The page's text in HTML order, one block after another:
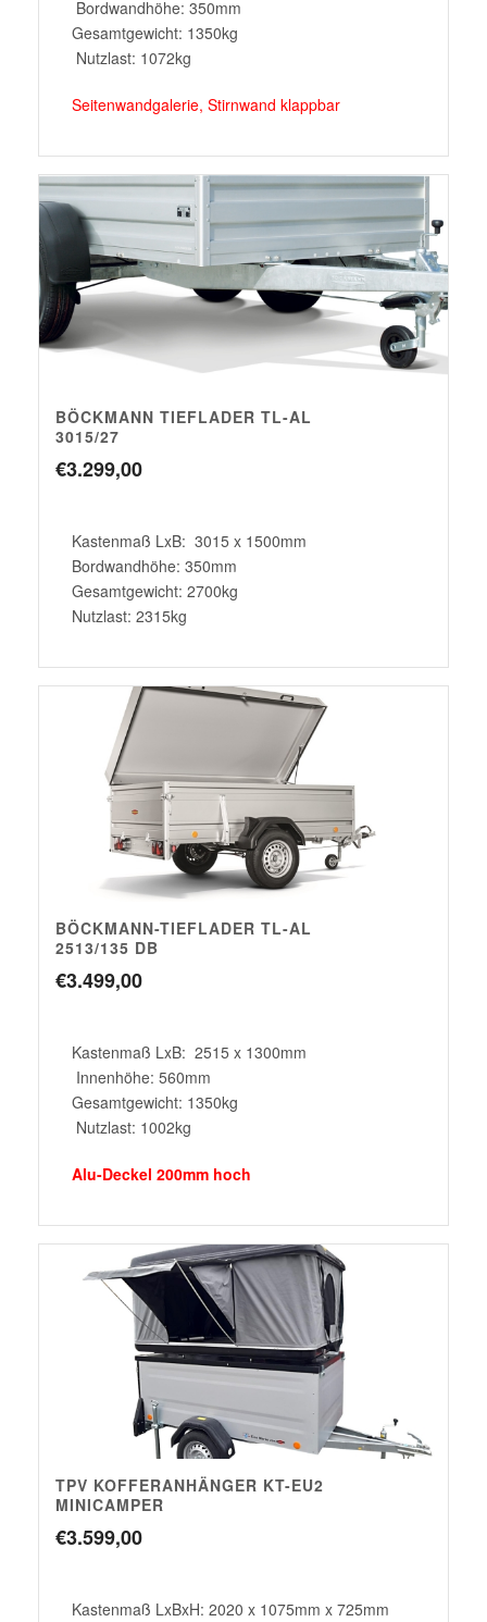
Bordwandhöhe: 350mm
Gesamtgewicht: 1350kg
Nutzlast: 1072kg
Seitenwandgalerie, Stirnwand klappbar
BÖCKMANN TIEFLADER TL-AL
3015/27
€3.299,00
Kastenmaß LxB: 3015 x 1500mm
Bordwandhöhe: 350mm
Gesamtgewicht: 2700kg
Nutzlast: 2315kg
BÖCKMANN-TIEFLADER TL-AL
2513/135 DB
€3.499,00
Kastenmaß LxB: 2515 x 1300mm
Innenhöhe: 560mm
Gesamtgewicht: 1350kg
Nutzlast: 1002kg
Alu-Deckel 200mm hoch
TPV KOFFERANHÄNGER KT-EU2
MINICAMPER
€3.599,00
Kastenmaß LxBxH: 2020 x 1075mm x 725mm